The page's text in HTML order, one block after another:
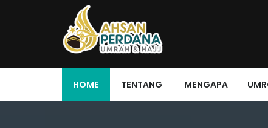
HOME TENTANG MENGAPA